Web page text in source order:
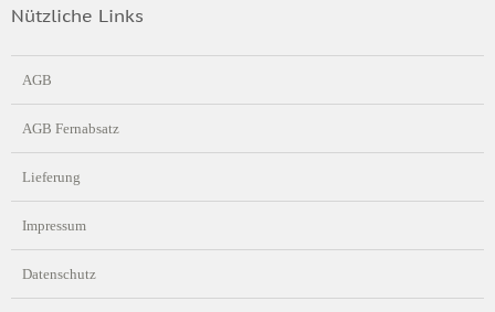
Nützliche Links
AGB
AGB Fernabsatz
Lieferung
Impressum
Datenschutz